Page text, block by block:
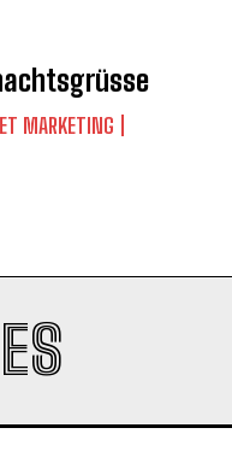
MARKETING